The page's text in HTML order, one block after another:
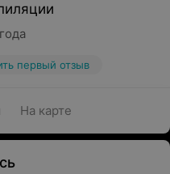
первый отзыв
На карте